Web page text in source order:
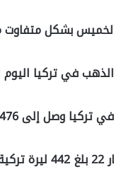
بشكل متفاوت مع عيار كل
تركيا اليوم الخميس